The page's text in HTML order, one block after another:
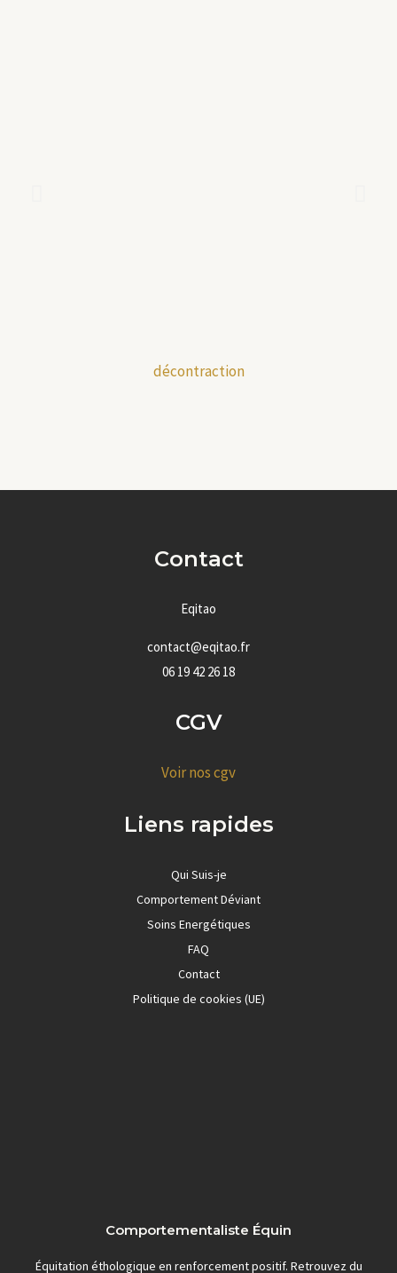
décontraction
Contact
Eqitao
contact@eqitao.fr
06 19 42 26 18
CGV
Voir nos cgv
Liens rapides
Qui Suis-je
Comportement Déviant
Soins Energétiques
FAQ
Contact
Politique de cookies (UE)
Comportementaliste Équin
Équitation éthologique en renforcement positif. Retrouvez du